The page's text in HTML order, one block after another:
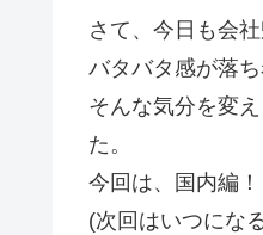
さて、今日も会
バタバタ感が落
そんな気分を変
た。
今回は、国内編！
(次回はいつにな